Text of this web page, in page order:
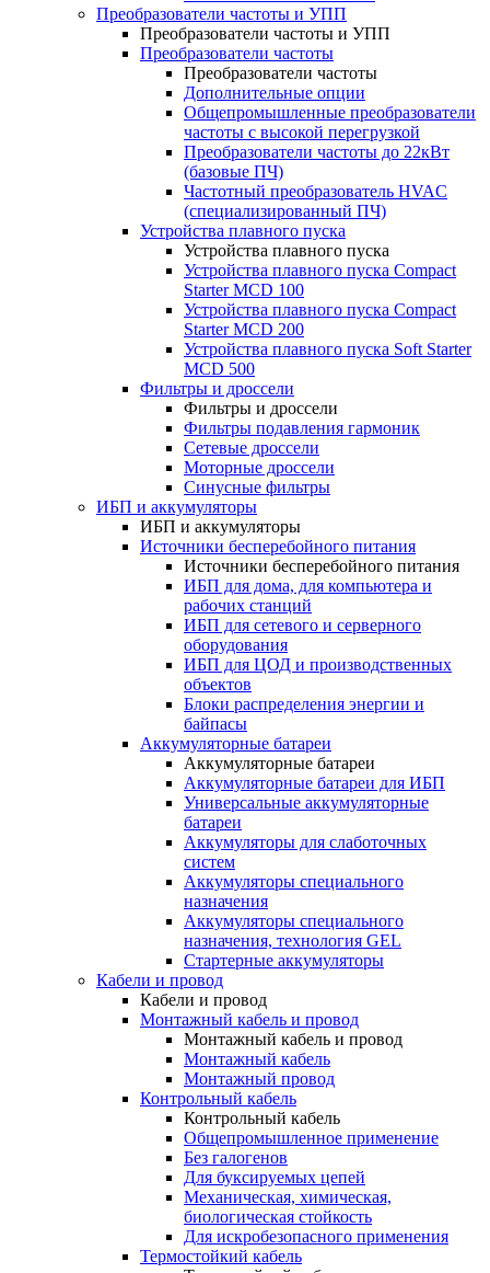
Преобразователи частоты и УПП
Преобразователи частоты и УПП
Преобразователи частоты
Преобразователи частоты
Дополнительные опции
Общепромышленные преобразователи
частоты с высокой перегрузкой
Преобразователи частоты до 22кВт
(базовые ПЧ)
Частотный преобразователь HVAC
(специализированный ПЧ)
Устройства плавного пуска
Устройства плавного пуска
Устройства плавного пуска Compact
Starter MCD 100
Устройства плавного пуска Compact
Starter MCD 200
Устройства плавного пуска Soft Starter
MCD 500
Фильтры и дроссели
Фильтры и дроссели
Фильтры подавления гармоник
Сетевые дроссели
Моторные дроссели
Синусные фильтры
ИБП и аккумуляторы
ИБП и аккумуляторы
Источники бесперебойного питания
Источники бесперебойного питания
ИБП для дома, для компьютера и
рабочих станций
ИБП для сетевого и серверного
оборудования
ИБП для ЦОД и производственных
объектов
Блоки распределения энергии и
байпасы
Аккумуляторные батареи
Аккумуляторные батареи
Аккумуляторные батареи для ИБП
Универсальные аккумуляторные
батареи
Аккумуляторы для слаботочных
систем
Аккумуляторы специального
назначения
Аккумуляторы специального
назначения, технология GEL
Стартерные аккумуляторы
Кабели и провод
Кабели и провод
Монтажный кабель и провод
Монтажный кабель и провод
Монтажный кабель
Монтажный провод
Контрольный кабель
Контрольный кабель
Общепромышленное применение
Без галогенов
Для буксируемых цепей
Механическая, химическая,
биологическая стойкость
Для искробезопасного применения
Термостойкий кабель